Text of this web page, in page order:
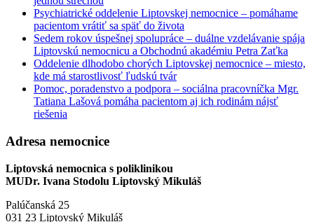
Psychiatrické oddelenie Liptovskej nemocnice – pomáhame
pacientom vrátiť sa späť do života
Sedem rokov úspešnej spolupráce – duálne vzdelávanie spája
Liptovskú nemocnicu a Obchodnú akadémiu Petra Zaťka
Oddelenie dlhodobo chorých Liptovskej nemocnice – miesto,
kde má starostlivosť ľudskú tvár
Pomoc, poradenstvo a podpora – sociálna pracovníčka Mgr.
Tatiana Lašová pomáha pacientom aj ich rodinám nájsť
riešenia
Adresa nemocnice
Liptovská nemocnica s poliklinikou
MUDr. Ivana Stodolu Liptovský Mikuláš
Palúčanská 25
031 23 Liptovský Mikuláš